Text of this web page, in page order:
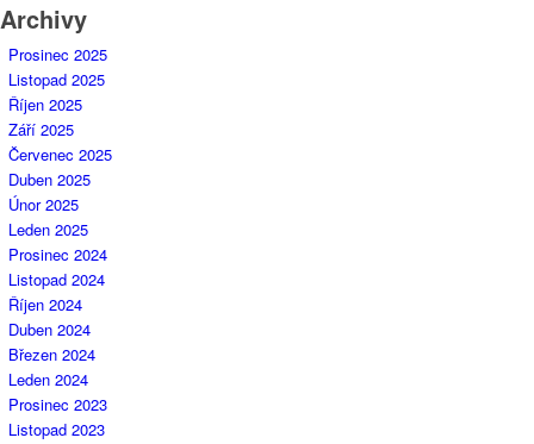
Archivy
Prosinec 2025
Listopad 2025
Říjen 2025
Září 2025
Červenec 2025
Duben 2025
Únor 2025
Leden 2025
Prosinec 2024
Listopad 2024
Říjen 2024
Duben 2024
Březen 2024
Leden 2024
Prosinec 2023
Listopad 2023